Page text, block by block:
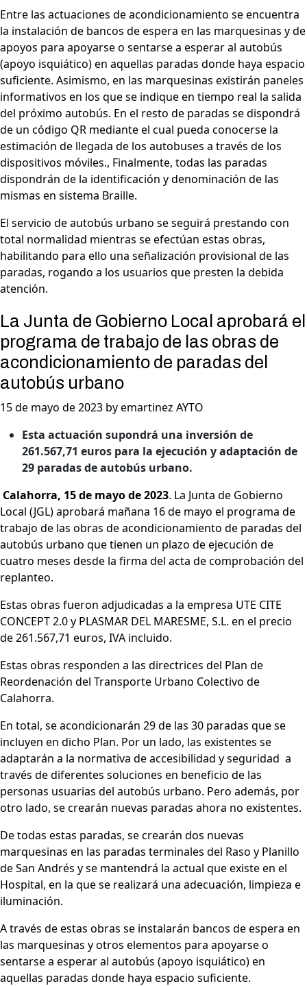
Entre las actuaciones de acondicionamiento se encuentra
la instalación de bancos de espera en las marquesinas y de
apoyos para apoyarse o sentarse a esperar al autobús
(apoyo isquiático) en aquellas paradas donde haya espacio
suficiente. Asimismo, en las marquesinas existirán paneles
informativos en los que se indique en tiempo real la salida
del próximo autobús. En el resto de paradas se dispondrá
de un código QR mediante el cual pueda conocerse la
estimación de llegada de los autobuses a través de los
dispositivos móviles., Finalmente, todas las paradas
dispondrán de la identificación y denominación de las
mismas en sistema Braille.
El servicio de autobús urbano se seguirá prestando con
total normalidad mientras se efectúan estas obras,
habilitando para ello una señalización provisional de las
paradas, rogando a los usuarios que presten la debida
atención.
La Junta de Gobierno Local aprobará el
programa de trabajo de las obras de
acondicionamiento de paradas del
autobús urbano
15 de mayo de 2023 by emartinez AYTO
Esta actuación supondrá una inversión de
261.567,71 euros para la ejecución y adaptación de
29 paradas de autobús urbano.
Calahorra, 15 de mayo de 2023. La Junta de Gobierno
Local (JGL) aprobará mañana 16 de mayo el programa de
trabajo de las obras de acondicionamiento de paradas del
autobús urbano que tienen un plazo de ejecución de
cuatro meses desde la firma del acta de comprobación del
replanteo.
Estas obras fueron adjudicadas a la empresa UTE CITE
CONCEPT 2.0 y PLASMAR DEL MARESME, S.L. en el precio
de 261.567,71 euros, IVA incluido.
Estas obras responden a las directrices del Plan de
Reordenación del Transporte Urbano Colectivo de
Calahorra.
En total, se acondicionarán 29 de las 30 paradas que se
incluyen en dicho Plan. Por un lado, las existentes se
adaptarán a la normativa de accesibilidad y seguridad a
través de diferentes soluciones en beneficio de las
personas usuarias del autobús urbano. Pero además, por
otro lado, se crearán nuevas paradas ahora no existentes.
De todas estas paradas, se crearán dos nuevas
marquesinas en las paradas terminales del Raso y Planillo
de San Andrés y se mantendrá la actual que existe en el
Hospital, en la que se realizará una adecuación, limpieza e
iluminación.
A través de estas obras se instalarán bancos de espera en
las marquesinas y otros elementos para apoyarse o
sentarse a esperar al autobús (apoyo isquiático) en
aquellas paradas donde haya espacio suficiente.